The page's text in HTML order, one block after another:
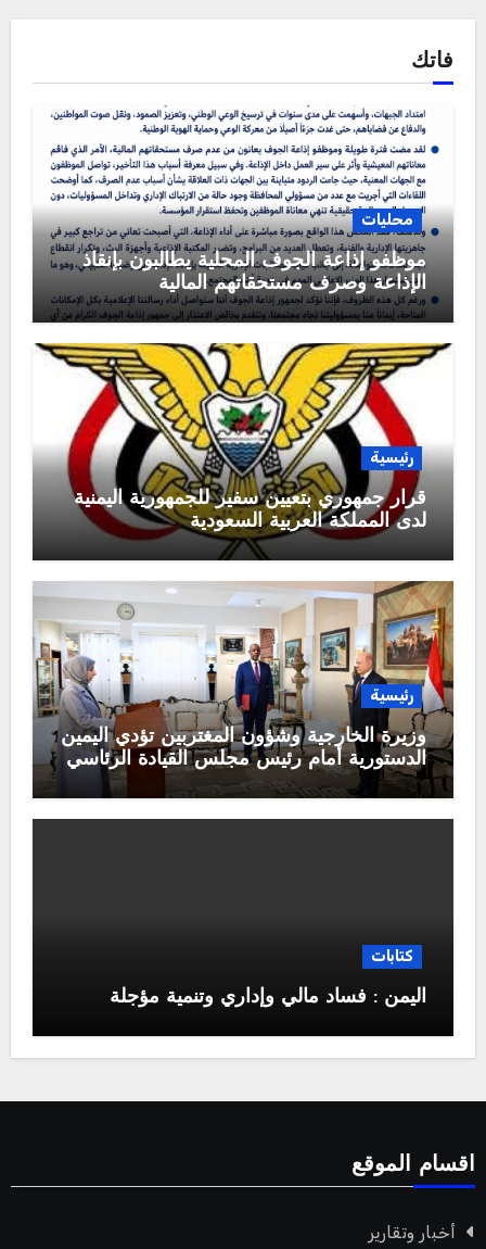
فاتك
محليات
موظفو إذاعة الجوف المحلية يطالبون بإنقاذ
الإذاعة وصرف مستحقاتهم المالية
رئيسية
قرار جمهوري بتعيين سفير للجمهورية اليمنية
لدى المملكة العربية السعودية
رئيسية
وزيرة الخارجية وشؤون المغتربين تؤدي اليمين
الدستورية أمام رئيس مجلس القيادة الرئاسي
كتابات
اليمن : فساد مالي وإداري وتنمية مؤجلة
اقسام الموقع
أخبار وتقارير